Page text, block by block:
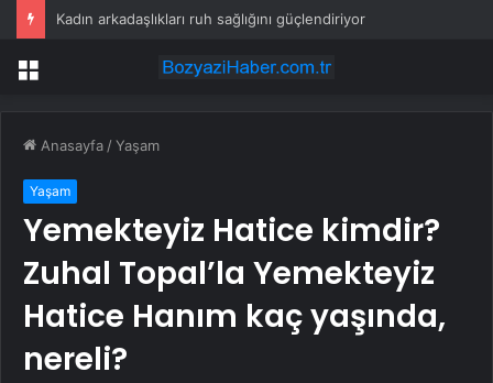
Kadın arkadaşlıkları ruh sağlığını güçlendiriyor
Menü
Anasayfa /Yaşam
Yaşam
Yemekteyiz Hatice kimdir?
Zuhal Topal’la Yemekteyiz
Hatice Hanım kaç yaşında,
nereli?